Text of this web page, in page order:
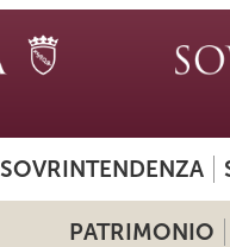
SOVRINTENDENZA
PATRIMONIO